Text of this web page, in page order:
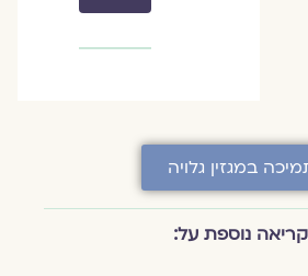
במגזין גלויה
נוספת על: